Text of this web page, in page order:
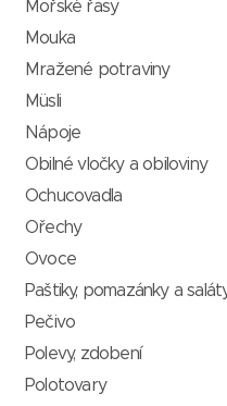
Mořské řasy
Mouka
Mražené potraviny
Müsli
Nápoje
Obilné vločky a obiloviny
Ochucovadla
Ořechy
Ovoce
Paštiky, pomazánky a
Pečivo
Polevy, zdobení
Polotovary